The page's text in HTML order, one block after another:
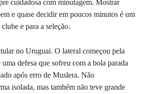
cuidadosa com minutagem. Mostrar
e quase decidir em poucos minutos é um
e para a seleção.
no Uruguai. O lateral começou pela
defesa que sofreu com a bola parada
após erro de Muslera. Não
isolada, mas também não teve grande